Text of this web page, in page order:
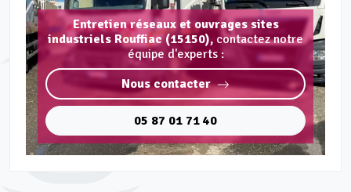
Entretien réseaux et ouvrages sites
industriels Rouffiac (15150), contactez notre
équipe d'experts :
Nous contacter
05 87 01 71 40